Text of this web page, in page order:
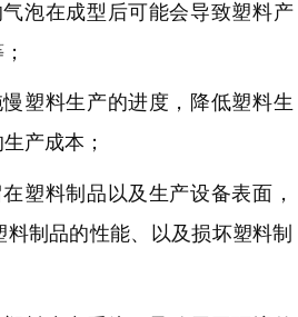
泡在成型后可能会导致塑料产
塑料生产的进度，降低塑料生
产成本；
塑料制品以及生产设备表面，
制品的性能、以及损坏塑料制